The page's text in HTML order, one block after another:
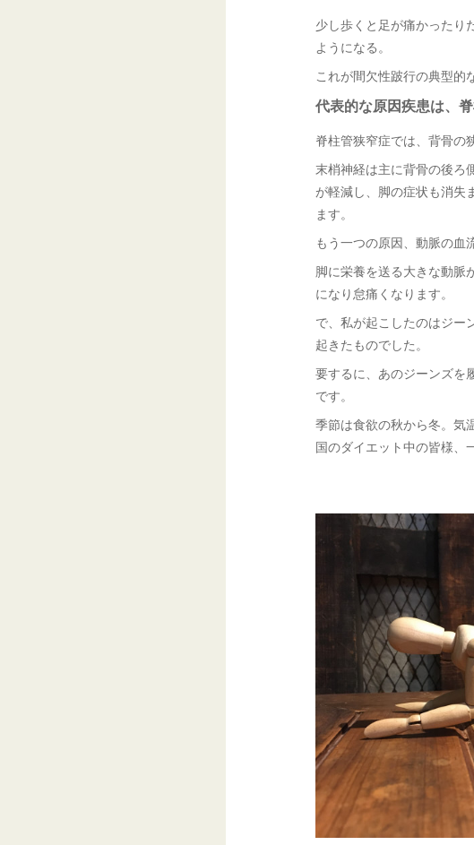
少し歩くと足が痛かったり
ようになる。
これが間欠性跛行の典型的
代表的な原因疾患は、
脊柱管狭窄症では、背骨の
末梢神経は主に背骨の後ろ
が軽減し、脚の症状も消失
ます。
もう一つの原因、動脈の血
脚に栄養を送る大きな動脈
になり怠痛くなります。
で、私が起こしたのはジー
起きたものでした。
要するに、あのジーンズを
です。
季節は食欲の秋から冬。気
国のダイエット中の皆様、